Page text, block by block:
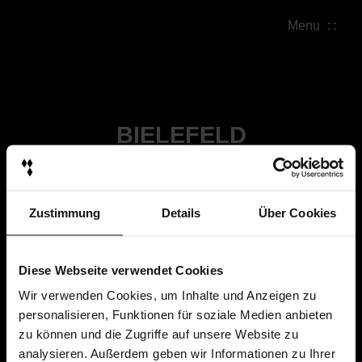
Zustimmung Details Über Cookies
Diese Webseite verwendet Cookies
Wir verwenden Cookies, um Inhalte und Anzeigen zu
personalisieren, Funktionen für soziale Medien anbieten
zu können und die Zugriffe auf unsere Website zu
analysieren. Außerdem geben wir Informationen zu Ihrer
Menu
BIELEFELD